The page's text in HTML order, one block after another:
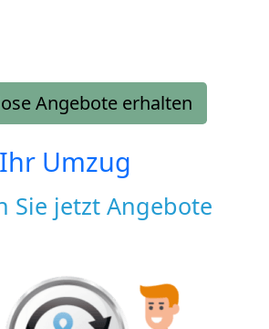
Angebote erhalten
Ihr Umzug
Sie jetzt Angebote